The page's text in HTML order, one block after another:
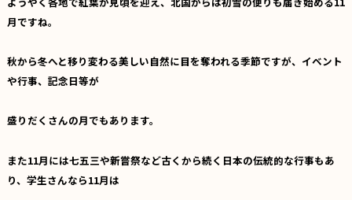
月ですね。
秋から冬へと移り変わる美しい自然に目を奪われる季節ですが、イベント
や行事、記念日等が
盛りだくさんの月でもあります。
また11月には七五三や新嘗祭など古くから続く日本の伝統的な行事もあ
り、学生さんなら11月は